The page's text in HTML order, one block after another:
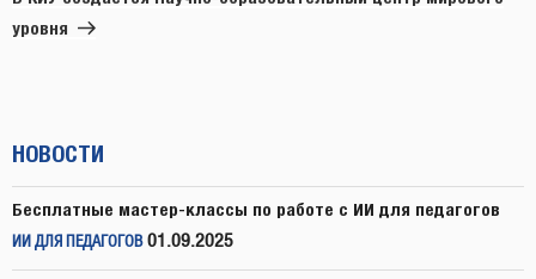
уровня
НОВОСТИ
Бесплатные мастер-классы по работе с ИИ для педагогов
ИИ ДЛЯ ПЕДАГОГОВ 01.09.2025